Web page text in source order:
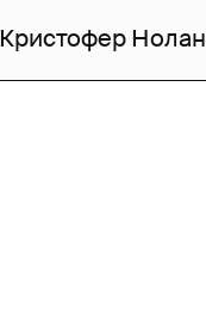
Кристофер Нолан